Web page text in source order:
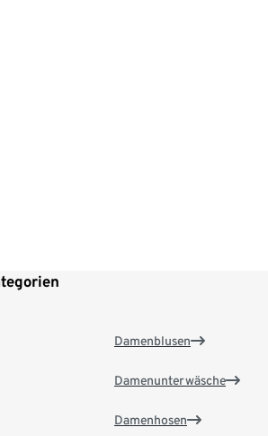
Damenblusen
Damenunterwäsche
Damenhosen